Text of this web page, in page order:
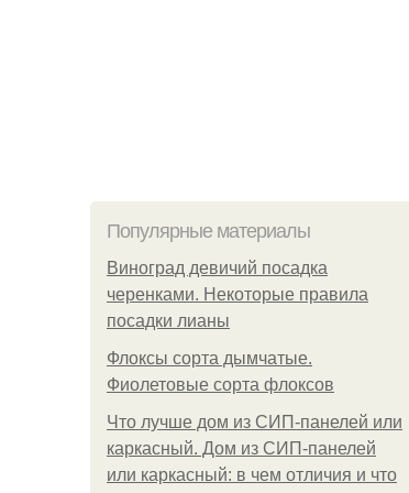
Популярные материалы
Виноград девичий посадка
черенками. Некоторые правила
посадки лианы
Флоксы сорта дымчатые.
Фиолетовые сорта флоксов
Что лучше дом из СИП-панелей или
каркасный. Дом из СИП-панелей
или каркасный: в чем отличия и что